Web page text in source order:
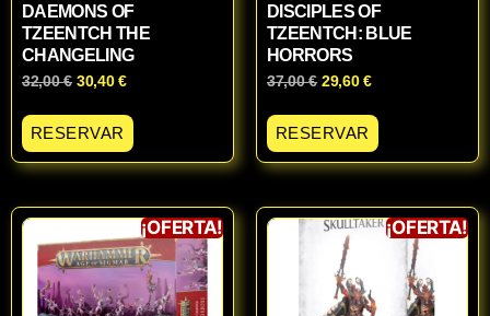
DAEMONS OF
TZEENTCH THE
CHANGELING
32,00€ 30,40€
RESERVAR
DISCIPLES OF
TZEENTCH: BLUE
HORRORS
37,00€ 29,60€
RESERVAR
¡OFERTA! ¡OFERTA!